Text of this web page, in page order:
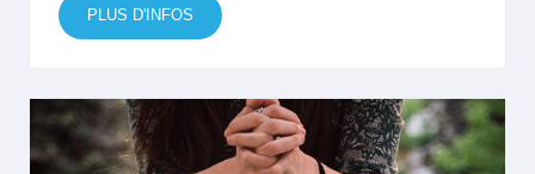
PLUS D'INFOS